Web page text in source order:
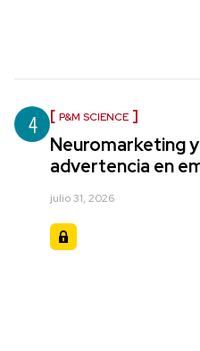
4 P&M SCIENCE
Neuromarketing
advertencia en
julio 31, 2026